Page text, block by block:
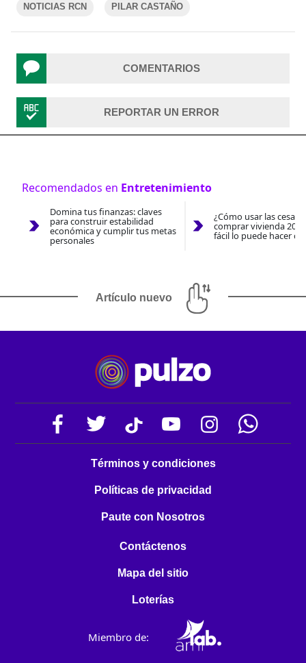
NOTICIAS RCN PILAR CASTAÑO
COMENTARIOS
REPORTAR UN ERROR
Recomendados en Entretenimiento
Domina tus finanzas: claves
para construir estabilidad
económica y cumplir tus metas
personales
¿Cómo usar las
comprar vivienda
fácil lo puede hacer
Artículo nuevo
Términos y condiciones
Políticas de privacidad
Paute con Nosotros
Contáctenos
Mapa del sitio
Loterías
Miembro de: